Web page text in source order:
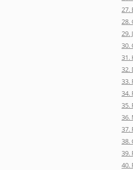
27.
28.
29.
30.
31.
32.
33.
34.
35.
36.
37.
38.
39.
40.